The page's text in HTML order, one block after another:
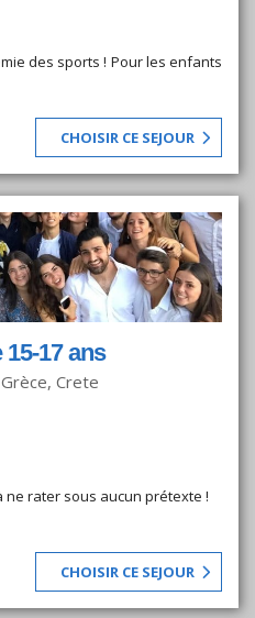
des sports ! Pour les enfants
CHOISIR CE SEJOUR
17 ans
Crete
ne rater sous aucun prétexte !
CHOISIR CE SEJOUR